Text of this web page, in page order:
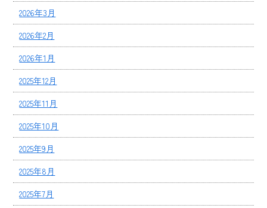
2026年3月
2026年2月
2026年1月
2025年12月
2025年11月
2025年10月
2025年9月
2025年8月
2025年7月